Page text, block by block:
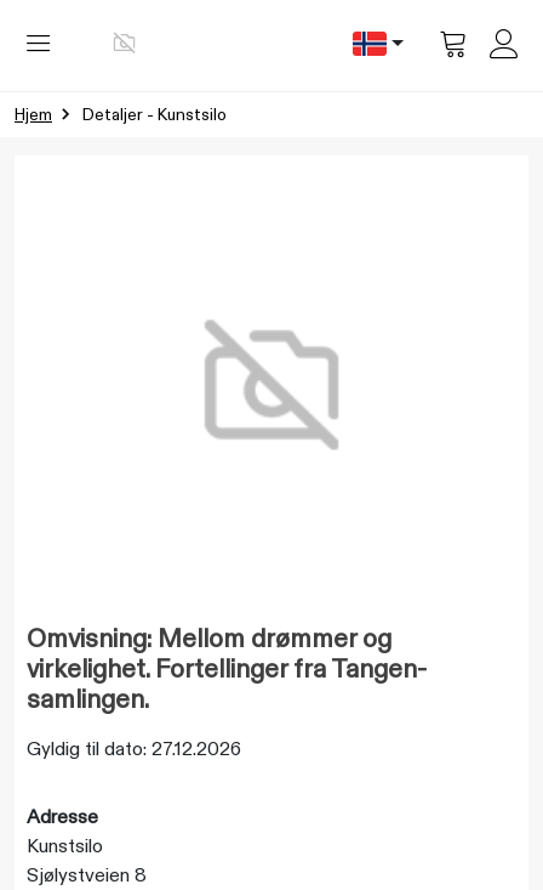
Hjem Detaljer - Kunstsilo
Omvisning: Mellom drømmer og
virkelighet. Fortellinger fra Tangen-
samlingen.
Gyldig til dato: 27.12.2026
Adresse
Kunstsilo
Sjølystveien 8